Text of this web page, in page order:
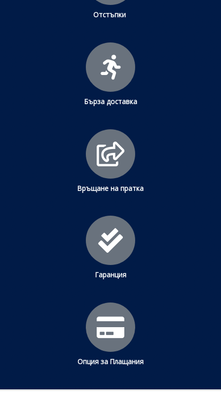
Отстъпки
Бърза доставка
Връщане на пратка
Гаранция
Опция за Плащания